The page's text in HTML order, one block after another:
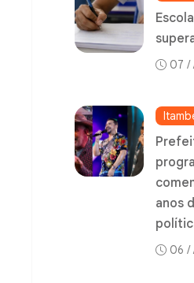
07 /
anos
06 /